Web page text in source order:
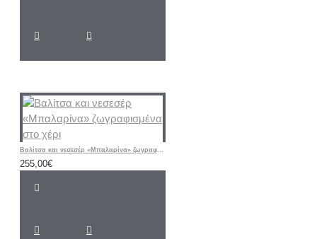
Βαλίτσα και νεσεσέρ «Μπαλαρίνα» ζωγραφισμένα στο χέρι
255,00€